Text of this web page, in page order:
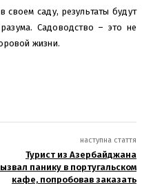
своем саду, результаты будут
Садоводство – это не
жизни.
наступна стаття
Турист из Азербайджана
панику в португальском
кафе, попробовав заказать